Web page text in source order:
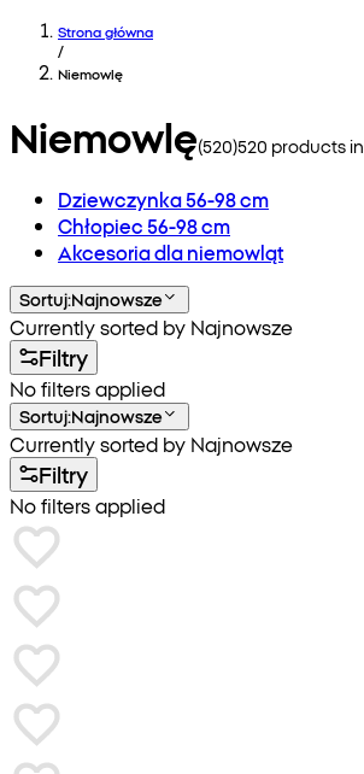
Strona główna
/
Niemowlę
Niemowlę(520)520 products in
Dziewczynka 56-98 cm
Chłopiec 56-98 cm
Akcesoria dla niemowląt
Sortuj:Najnowsze
Currently sorted by Najnowsze
Filtry
No filters applied
Sortuj:Najnowsze
Currently sorted by Najnowsze
Filtry
No filters applied